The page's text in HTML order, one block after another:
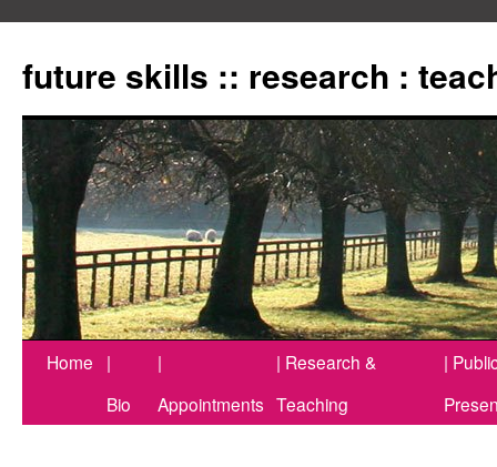
springen
future skills :: research :
Home
|
Bio
|
Appointments
| Research &
Teaching
|